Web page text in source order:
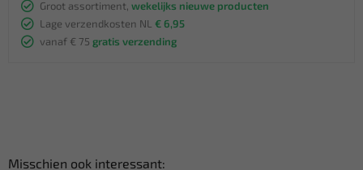
Groot assortiment, wekelijks nieuwe producten
Lage verzendkosten NL € 6,95
vanaf € 75 gratis verzending
Misschien ook interessant: